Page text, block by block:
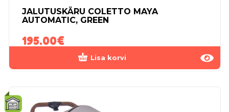
JALUTUSKÄRU COLETTO MAYA
AUTOMATIC, GREEN
195.00€
Lisa korvi